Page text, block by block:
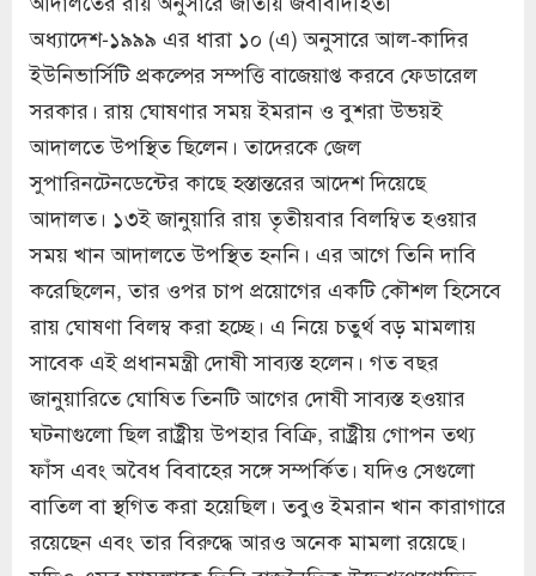
অধ্যাদেশ-১৯৯৯ এর ধারা ১০ (এ) অনুসারে আল-কাদির
ইউনিভার্সিটি প্রকল্পের সম্পত্তি বাজেয়াপ্ত করবে ফেডারেল
সরকার। রায় ঘোষণার সময় ইমরান ও বুশরা উভয়ই
আদালতে উপস্থিত ছিলেন। তাদেরকে জেল
সুপারিনটেনডেন্টের কাছে হস্তান্তরের আদেশ দিয়েছে
আদালত। ১৩ই জানুয়ারি রায় তৃতীয়বার বিলম্বিত হওয়ার
সময় খান আদালতে উপস্থিত হননি। এর আগে তিনি দাবি
করেছিলেন, তার ওপর চাপ প্রয়োগের একটি কৌশল হিসেবে
রায় ঘোষণা বিলম্ব করা হচ্ছে। এ নিয়ে চতুর্থ বড় মামলায়
সাবেক এই প্রধানমন্ত্রী দোষী সাব্যস্ত হলেন। গত বছর
জানুয়ারিতে ঘোষিত তিনটি আগের দোষী সাব্যস্ত হওয়ার
ঘটনাগুলো ছিল রাষ্ট্রীয় উপহার বিক্রি, রাষ্ট্রীয় গোপন তথ্য
ফাঁস এবং অবৈধ বিবাহের সঙ্গে সম্পর্কিত। যদিও সেগুলো
বাতিল বা স্থগিত করা হয়েছিল। তবুও ইমরান খান কারাগারে
রয়েছেন এবং তার বিরুদ্ধে আরও অনেক মামলা রয়েছে।